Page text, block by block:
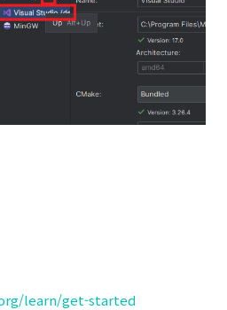
learn/get-started